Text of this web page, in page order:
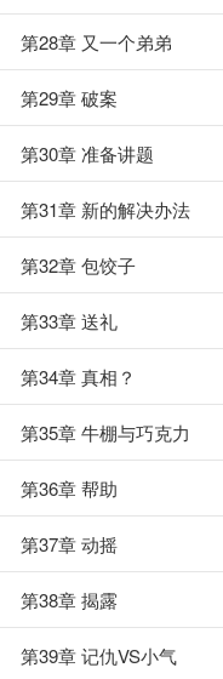
第28章 又一个弟弟
第29章 破案
第30章 准备讲题
第31章 新的解决办法
第32章 包饺子
第33章 送礼
第34章 真相？
第35章 牛棚与巧克力
第36章 帮助
第37章 动摇
第38章 揭露
第39章 记仇VS小气